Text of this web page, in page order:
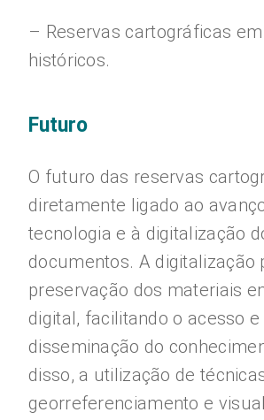
– Reservas cartográficas
históricos.
Futuro
O futuro das reservas
diretamente ligado ao
tecnologia e à digitalização
documentos. A digitalização
preservação dos materiais
digital, facilitando o acesso e
disseminação do
disso, a utilização de
georreferenciamento e